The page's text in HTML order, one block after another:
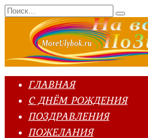
Перейти
к
содержанию
Search
for:
ГЛАВНАЯ
С ДНЁМ РОЖДЕНИЯ
ПОЗДРАВЛЕНИЯ
ПОЖЕЛАНИЯ